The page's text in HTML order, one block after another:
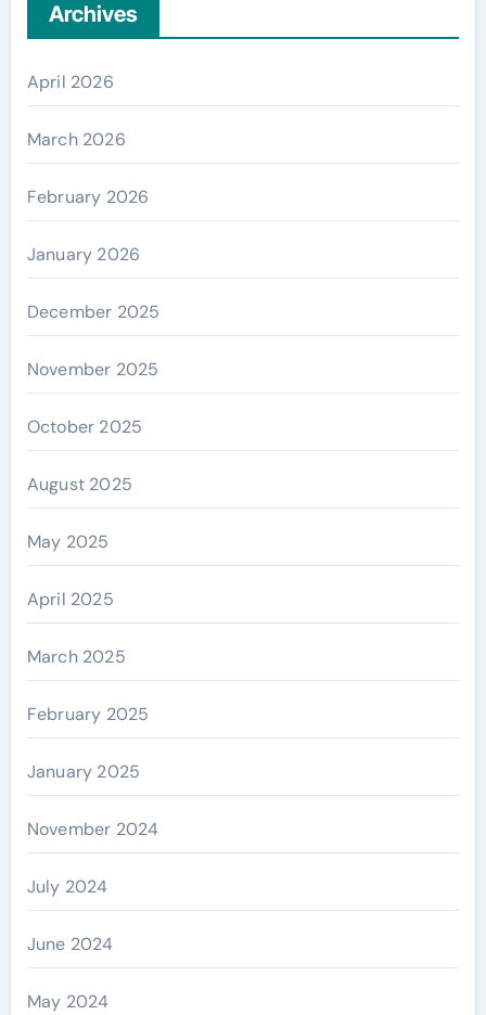
Archives
April 2026
March 2026
February 2026
January 2026
December 2025
November 2025
October 2025
August 2025
May 2025
April 2025
March 2025
February 2025
January 2025
November 2024
July 2024
June 2024
May 2024